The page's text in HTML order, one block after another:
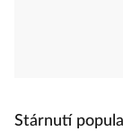
Stárnutí